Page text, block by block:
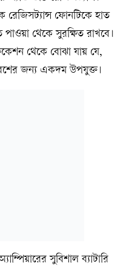
রেজিসট্যান্স ফোনটিকে হাত
থেকে সুরক্ষিত রাখবে।
থেকে বোঝা যায় যে,
জন্য একদম উপযুক্ত।
সুবিশাল ব্যাটারি